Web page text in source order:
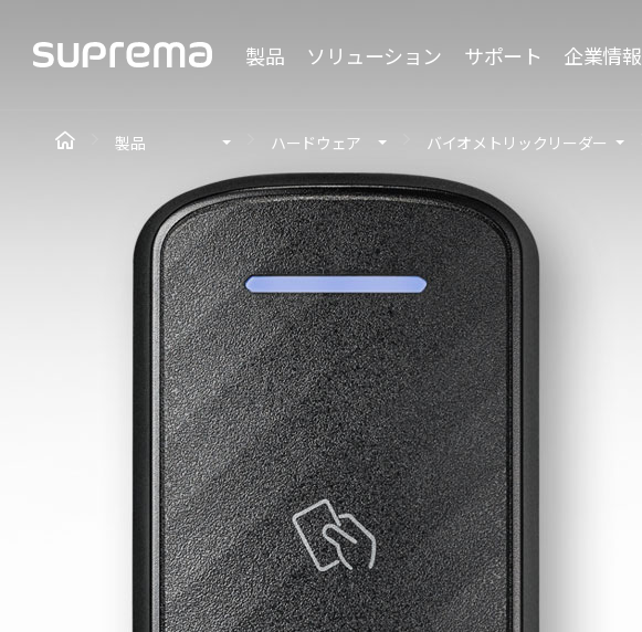
製品 ソリューション サポート 企業情報
製品 ハードウェア バイオメトリックリーダー